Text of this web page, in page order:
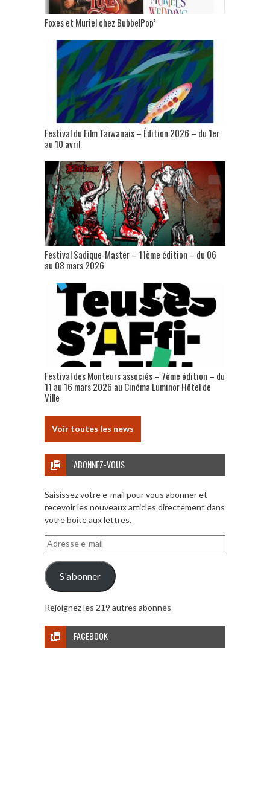
Foxes et Muriel chez BubbelPop’
Festival du Film Taïwanais – Édition 2026 – du 1er
au 10 avril
Festival Sadique-Master – 11ème édition – du 06
au 08 mars 2026
Festival des Monteurs associés – 7ème édition – du
11 au 16 mars 2026 au Cinéma Luminor Hôtel de
Ville
Voir toutes les news
ABONNEZ-VOUS
Saisissez votre e-mail pour vous abonner et
recevoir les nouveaux articles directement dans
votre boite aux lettres.
Adresse
e-
mail
S'abonner
Rejoignez les 219 autres abonnés
FACEBOOK